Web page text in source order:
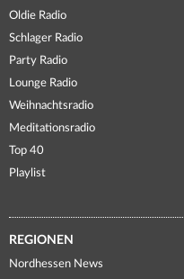
Oldie Radio
Schlager Radio
Party Radio
Lounge Radio
Weihnachtsradio
Meditationsradio
Top 40
Playlist
REGIONEN
Nordhessen News